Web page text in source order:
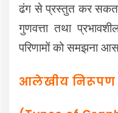
ढंग से प्रस्तुत कर
गुणवत्ता तथा
परिणामों को समझना
आलेखीय निरूपण